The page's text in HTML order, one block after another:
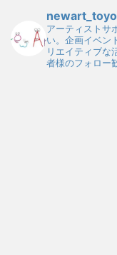
アーティストサ
い。企画イベン
リエイティブな
者様のフォロー